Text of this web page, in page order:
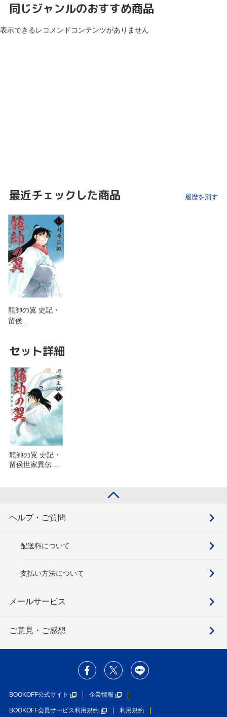
同じジャンルのおすすめ商品
表示できるレコメンドコンテンツがありません
最近チェックした商品 履歴を消す
龍帥の翼 史記・
留侯…
セット詳細
龍帥の翼 史記・
留侯世家異伝
ヘルプ・ご質問
配送料について
支払い方法について
メールサービス
ご意見・ご感想
BOOKOFF公式サイト 企業情報
BOOKOFF会員サービス利用規約 利用規約